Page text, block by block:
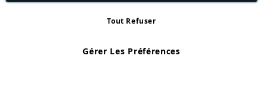
Number: 863029607
Gérer Les Préférences
Tout Refuser